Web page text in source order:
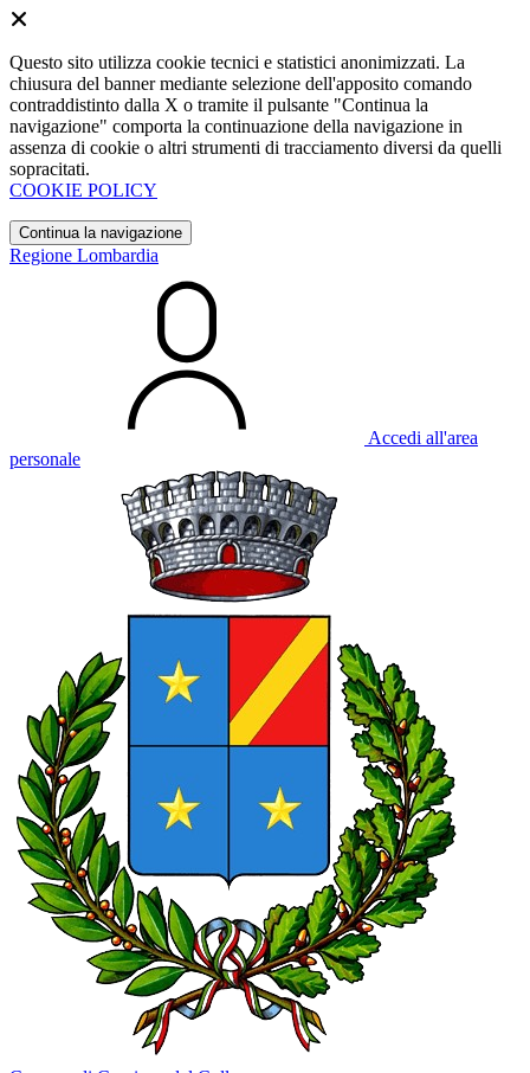
Questo sito utilizza cookie tecnici e statistici anonimizzati. La
chiusura del banner mediante selezione dell'apposito comando
contraddistinto dalla X o tramite il pulsante "Continua la
navigazione" comporta la continuazione della navigazione in
assenza di cookie o altri strumenti di tracciamento diversi da quelli
sopracitati.
COOKIE POLICY
Continua la navigazione
Regione Lombardia
Accedi all'area
personale